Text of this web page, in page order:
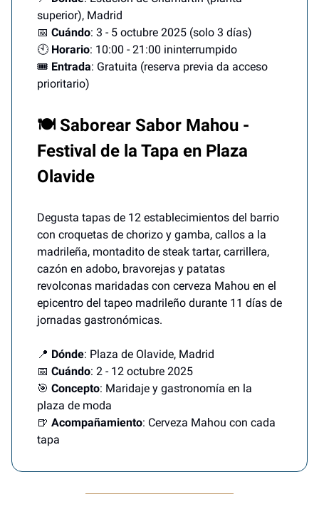
superior), Madrid
📅 Cuándo: 3 - 5 octubre 2025 (solo 3 días)
🕙 Horario: 10:00 - 21:00 ininterrumpido
🎟️ Entrada: Gratuita (reserva previa da acceso
prioritario)
🍽️ Saborear Sabor Mahou -
Festival de la Tapa en Plaza
Olavide
Degusta tapas de 12 establecimientos del barrio
con croquetas de chorizo y gamba, callos a la
madrileña, montadito de steak tartar, carrillera,
cazón en adobo, bravorejas y patatas
revolconas maridadas con cerveza Mahou en el
epicentro del tapeo madrileño durante 11 días de
jornadas gastronómicas.
📍 Dónde: Plaza de Olavide, Madrid
📅 Cuándo: 2 - 12 octubre 2025
🎯 Concepto: Maridaje y gastronomía en la
plaza de moda
🍺 Acompañamiento: Cerveza Mahou con cada
tapa